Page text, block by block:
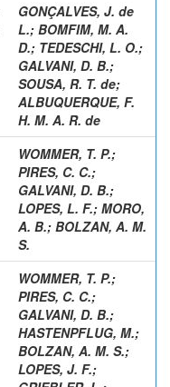
GONÇALVES, J. de
L.; BOMFIM, M. A.
D.; TEDESCHI, L. O.;
GALVANI, D. B.;
SOUSA, R. T. de;
ALBUQUERQUE, F.
H. M. A. R. de
WOMMER, T. P.;
PIRES, C. C.;
GALVANI, D. B.;
LOPES, L. F.; MORO,
A. B.; BOLZAN, A. M.
S.
WOMMER, T. P.;
PIRES, C. C.;
GALVANI, D. B.;
HASTENPFLUG, M.;
BOLZAN, A. M. S.;
LOPES, J. F.;